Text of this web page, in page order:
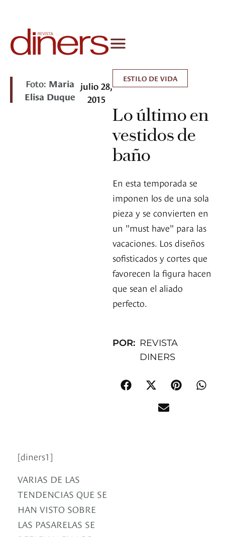
Foto: Maria
Elisa Duque
julio 28,
2015
ESTILO DE VIDA
Lo último en
vestidos de
baño
En esta temporada se
imponen los de una sola
pieza y se convierten en
un "must have" para las
vacaciones. Los diseños
sofisticados y cortes que
favorecen la figura hacen
que sean el aliado
perfecto.
POR: REVISTA
DINERS
[diners1]
VARIAS DE LAS
TENDENCIAS QUE SE
HAN VISTO SOBRE
LAS PASARELAS SE